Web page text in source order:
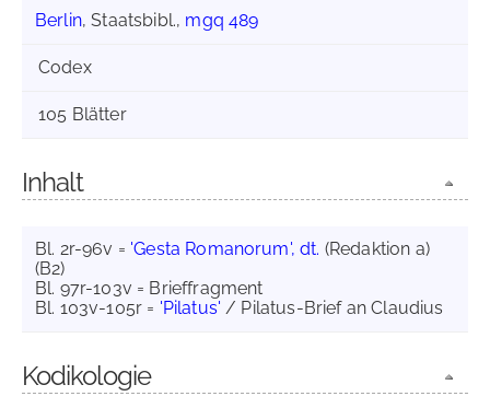
Berlin, Staatsbibl., mgq 489
Codex
105 Blätter
Inhalt
Bl. 2r-96v = 'Gesta Romanorum', dt. (Redaktion a)
(B2)
Bl. 97r-103v = Brieffragment
Bl. 103v-105r = 'Pilatus' / Pilatus-Brief an Claudius
Kodikologie